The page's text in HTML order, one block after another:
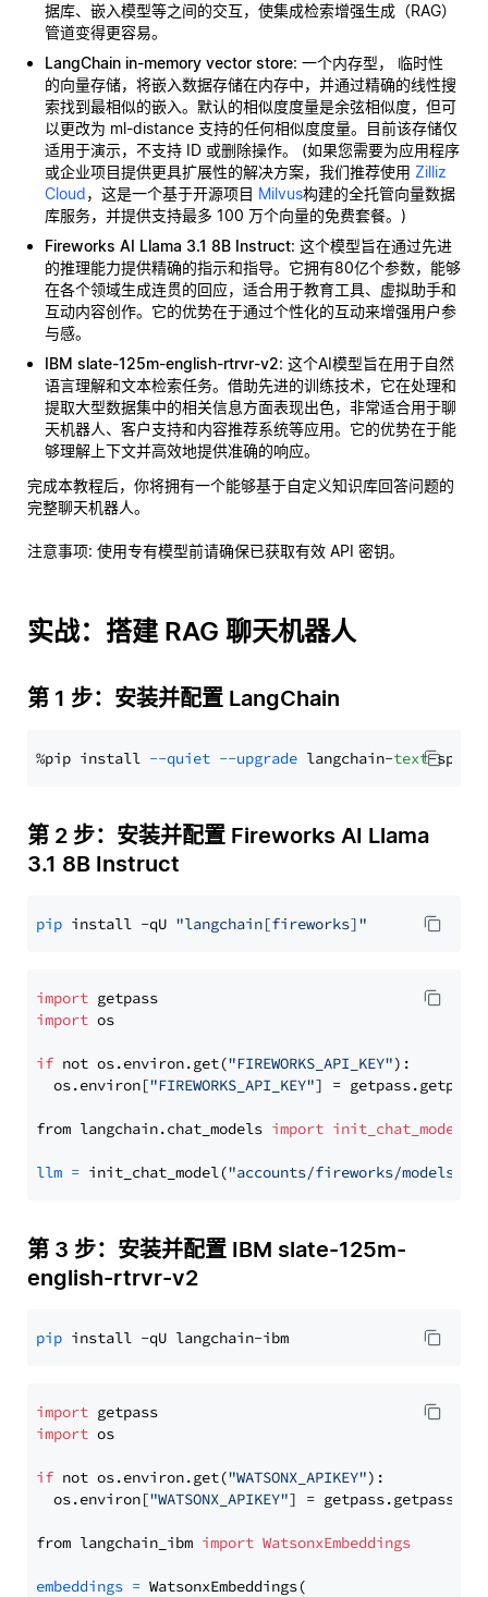
据库、嵌入模型等之间的交互，使集成检索增强生成（RAG）
管道变得更容易。
LangChain in-memory vector store: 一个内存型， 临时性
的向量存储，将嵌入数据存储在内存中，并通过精确的线性搜
索找到最相似的嵌入。默认的相似度度量是余弦相似度，但可
以更改为 ml-distance 支持的任何相似度度量。目前该存储仅
适用于演示，不支持 ID 或删除操作。 (如果您需要为应用程序
或企业项目提供更具扩展性的解决方案，我们推荐使用 Zilliz
Cloud，这是一个基于开源项目 Milvus构建的全托管向量数据
库服务，并提供支持最多 100 万个向量的免费套餐。)
Fireworks AI Llama 3.1 8B Instruct: 这个模型旨在通过先进
的推理能力提供精确的指示和指导。它拥有80亿个参数，能够
在各个领域生成连贯的回应，适合用于教育工具、虚拟助手和
互动内容创作。它的优势在于通过个性化的互动来增强用户参
与感。
IBM slate-125m-english-rtrvr-v2: 这个AI模型旨在用于自然
语言理解和文本检索任务。借助先进的训练技术，它在处理和
提取大型数据集中的相关信息方面表现出色，非常适合用于聊
天机器人、客户支持和内容推荐系统等应用。它的优势在于能
够理解上下文并高效地提供准确的响应。
完成本教程后，你将拥有一个能够基于自定义知识库回答问题的
完整聊天机器人。
注意事项: 使用专有模型前请确保已获取有效 API 密钥。
实战：搭建 RAG 聊天机器人
第 1 步：安装并配置 LangChain
%pip install --quiet --upgrade langchain-text
第 2 步：安装并配置 Fireworks AI Llama
3.1 8B Instruct
pip install -qU "langchain[fireworks]"
import
import os
if not os.environ.get("FIREWORKS_API_KEY"):
  os.environ[
"FIREWORKS_API_KEY"] = getpass.getpass(
from langchain.chat_models import init_chat_model
llm = init_chat_model("accounts/fireworks/models/
第 3 步：安装并配置 IBM slate-125m-
english-rtrvr-v2
pip
import
import os
if not os.environ.get("WATSONX_APIKEY"):
  os.environ[
"WATSONX_APIKEY"] = getpass.getpass(
from langchain_ibm import WatsonxEmbeddings
embeddings = WatsonxEmbeddings(